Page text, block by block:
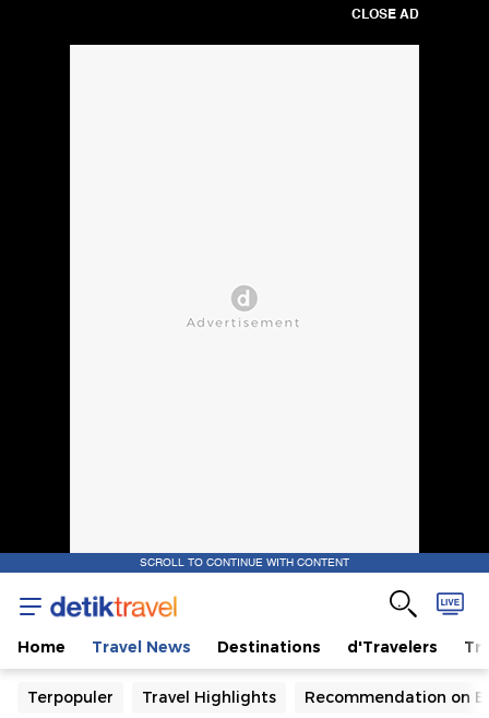
CLOSE AD
SCROLL TO CONTINUE WITH CONTENT
Home Travel News Destinations d'Travelers
Terpopuler Travel Highlights Recommendation on